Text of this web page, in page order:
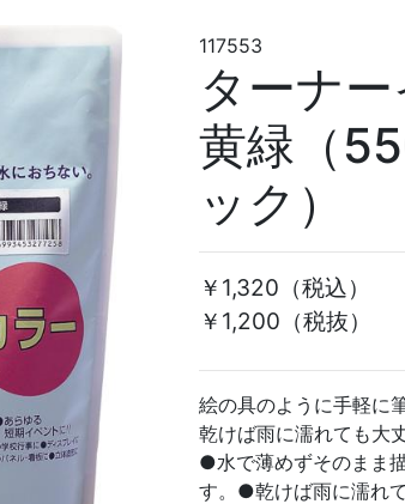
117553
ターナ
黄緑（
ック）
￥1,320 （税込）
￥1,200（税抜）
絵の具のように手軽に
乾けば雨に濡れても大
●水で薄めずそのまま
す。●乾けば雨に濡れ